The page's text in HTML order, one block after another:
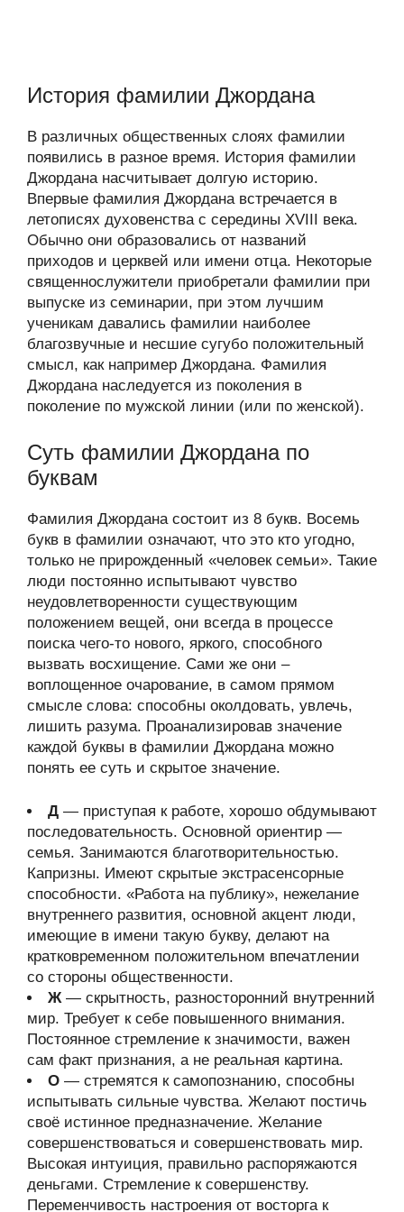
История фамилии Джордана
В различных общественных слоях фамилии
появились в разное время. История фамилии
Джордана насчитывает долгую историю.
Впервые фамилия Джордана встречается в
летописях духовенства с середины XVIII века.
Обычно они образовались от названий
приходов и церквей или имени отца. Некоторые
священнослужители приобретали фамилии при
выпуске из семинарии, при этом лучшим
ученикам давались фамилии наиболее
благозвучные и несшие сугубо положительный
смысл, как например Джордана. Фамилия
Джордана наследуется из поколения в
поколение по мужской линии (или по женской).
Суть фамилии Джордана по
буквам
Фамилия Джордана состоит из 8 букв. Восемь
букв в фамилии означают, что это кто угодно,
только не прирожденный «человек семьи». Такие
люди постоянно испытывают чувство
неудовлетворенности существующим
положением вещей, они всегда в процессе
поиска чего-то нового, яркого, способного
вызвать восхищение. Сами же они –
воплощенное очарование, в самом прямом
смысле слова: способны околдовать, увлечь,
лишить разума. Проанализировав значение
каждой буквы в фамилии Джордана можно
понять ее суть и скрытое значение.
Д — приступая к работе, хорошо обдумывают
последовательность. Основной ориентир —
семья. Занимаются благотворительностью.
Капризны. Имеют скрытые экстрасенсорные
способности. «Работа на публику», нежелание
внутреннего развития, основной акцент люди,
имеющие в имени такую букву, делают на
кратковременном положительном впечатлении
со стороны общественности.
Ж— скрытность, разносторонний внутренний
мир. Требует к себе повышенного внимания.
Постоянное стремление к значимости, важен
сам факт признания, а не реальная картина.
О — стремятся к самопознанию, способны
испытывать сильные чувства. Желают постичь
своё истинное предназначение. Желание
совершенствоваться и совершенствовать мир.
Высокая интуиция, правильно распоряжаются
деньгами. Стремление к совершенству.
Переменчивость настроения от восторга к